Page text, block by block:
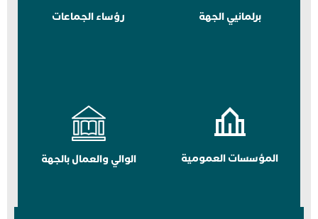
برلمانيي الجهة رؤساء الجماعات
المؤسسات العمومية الوالي والعمال بالجهة